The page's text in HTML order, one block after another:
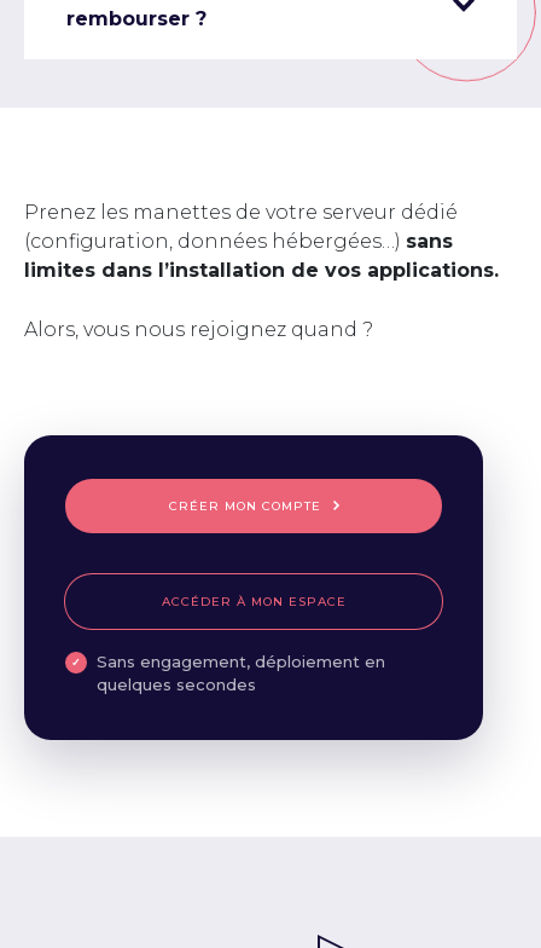
rembourser ?
Prenez les manettes de votre serveur dédié
(configuration, données hébergées…) sans
limites dans l’installation de vos applications.
Alors, vous nous rejoignez quand ?
CRÉER MON COMPTE
ACCÉDER À MON ESPACE
Sans engagement, déploiement en
quelques secondes